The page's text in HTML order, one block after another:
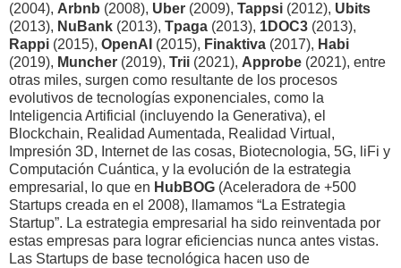
(2004), Arbnb (2008), Uber (2009), Tappsi (2012), Ubits
(2013), NuBank (2013), Tpaga (2013), 1DOC3 (2013),
Rappi (2015), OpenAI (2015), Finaktiva (2017), Habi
(2019), Muncher (2019), Trii (2021), Approbe (2021), entre
otras miles, surgen como resultante de los procesos
evolutivos de tecnologías exponenciales, como la
Inteligencia Artificial (incluyendo la Generativa), el
Blockchain, Realidad Aumentada, Realidad Virtual,
Impresión 3D, Internet de las cosas, Biotecnologia, 5G, liFi y
Computación Cuántica, y la evolución de la estrategia
empresarial, lo que en HubBOG (Aceleradora de +500
Startups creada en el 2008), llamamos “La Estrategia
Startup”. La estrategia empresarial ha sido reinventada por
estas empresas para lograr eficiencias nunca antes vistas.
Las Startups de base tecnológica hacen uso de